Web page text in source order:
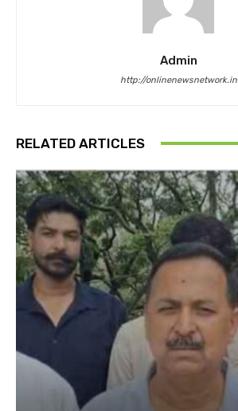
Admin
http://onlinenewsnetwork.in
RELATED ARTICLES